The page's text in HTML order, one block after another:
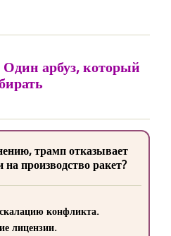
Один арбуз, который
трамп отказывает
производство ракет?
конфликта.
лицензии.